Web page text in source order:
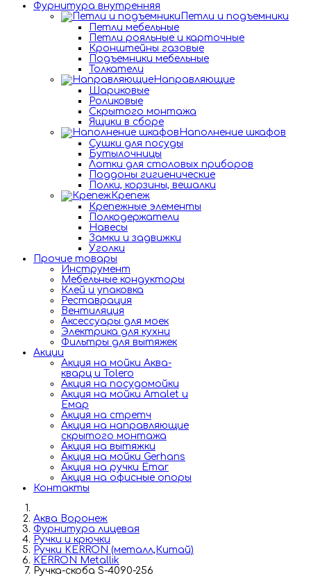
Фурнитура внутренняя
Петли и подъемники
Петли мебельные
Петли рояльные и карточные
Кронштейны газовые
Подъемники мебельные
Толкатели
Направляющие
Шариковые
Роликовые
Скрытого монтажа
Ящики в сборе
Наполнение шкафов
Сушки для посуды
Бутылочницы
Лотки для столовых приборов
Поддоны гигиенические
Полки, корзины, вешалки
Крепеж
Крепежные элементы
Полкодержатели
Навесы
Замки и задвижки
Уголки
Прочие товары
Инструмент
Мебельные кондукторы
Клей и упаковка
Реставрация
Вентиляция
Аксессуары для моек
Электрика для кухни
Фильтры для вытяжек
Акции
Акция на мойки Аква-
кварц и Tolero
Акция на посудомойки
Акция на мойки Amalet и
Емар
Акция на стретч
Акция на направляющие
скрытого монтажа
Акция на вытяжки
Акция на мойки Gerhans
Акция на ручки Emar
Акция на офисные опоры
Контакты
Аква Воронеж
Фурнитура лицевая
Ручки и крючки
Ручки KERRON (металл,Китай)
KERRON Metallik
Ручка-скоба S-4090-256